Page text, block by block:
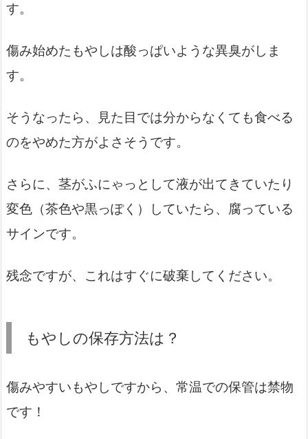
す。
傷み始めたもやしは酸っぱいような異臭がしま
す。
そうなったら、見た目では分からなくても食べる
のをやめた方がよさそうです。
さらに、茎がふにゃっとして液が出てきていたり
変色（茶色や黒っぽく）していたら、腐っている
サインです。
残念ですが、これはすぐに破棄してください。
もやしの保存方法は？
傷みやすいもやしですから、常温での保管は禁物
です！